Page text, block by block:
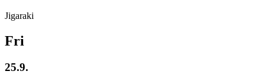
Jigaraki
Fri
25.9.